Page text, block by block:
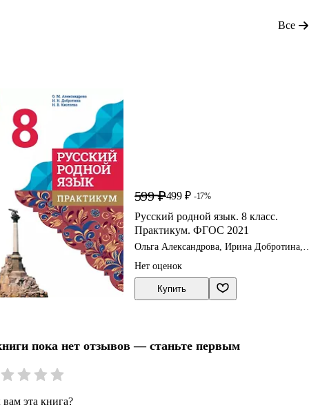
Все
599 ₽499 ₽ -17%
Русский родной язык. 8 класс.
Практикум. ФГОС 2021
Ольга Александрова, Ирина Добротина,
Нет оценок
Купить
пока нет отзывов — станьте первым
эта книга?